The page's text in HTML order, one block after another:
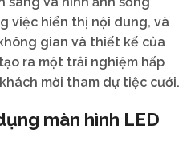
việc hiển thị nội dung, và
gian và thiết kế của
ra một trải nghiệm hấp
mời tham dự tiệc cưới.
màn hình LED